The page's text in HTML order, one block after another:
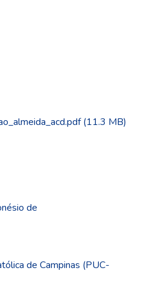
(11.3 MB)
de
de Campinas (PUC-